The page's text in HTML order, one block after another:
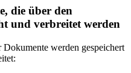
die über den
und verbreitet werden
werden gespeichert